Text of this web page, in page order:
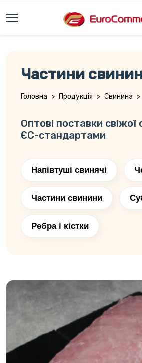
Частини
Головна > Продукція > Свинина >
Оптові поставки свіжої
ЄС-стандартами
Напівтуші свинячі
Частини свинини
Ребра і кістки